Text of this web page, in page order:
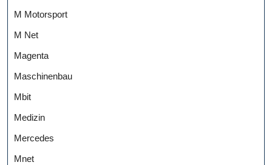
M Motorsport
M Net
Magenta
Maschinenbau
Mbit
Medizin
Mercedes
Mnet